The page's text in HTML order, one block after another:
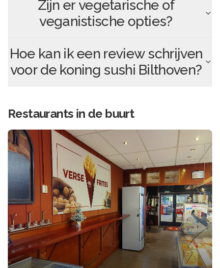
Zijn er vegetarische of
veganistische opties?
Hoe kan ik een review schrijven
voorde koning sushi Bilthoven?
Restaurants in de buurt